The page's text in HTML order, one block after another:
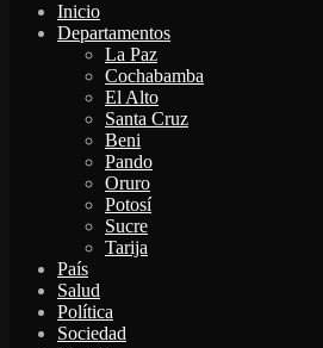
Inicio
Departamentos
La Paz
Cochabamba
El Alto
Santa Cruz
Beni
Pando
Oruro
Potosí
Sucre
Tarija
País
Salud
Política
Sociedad